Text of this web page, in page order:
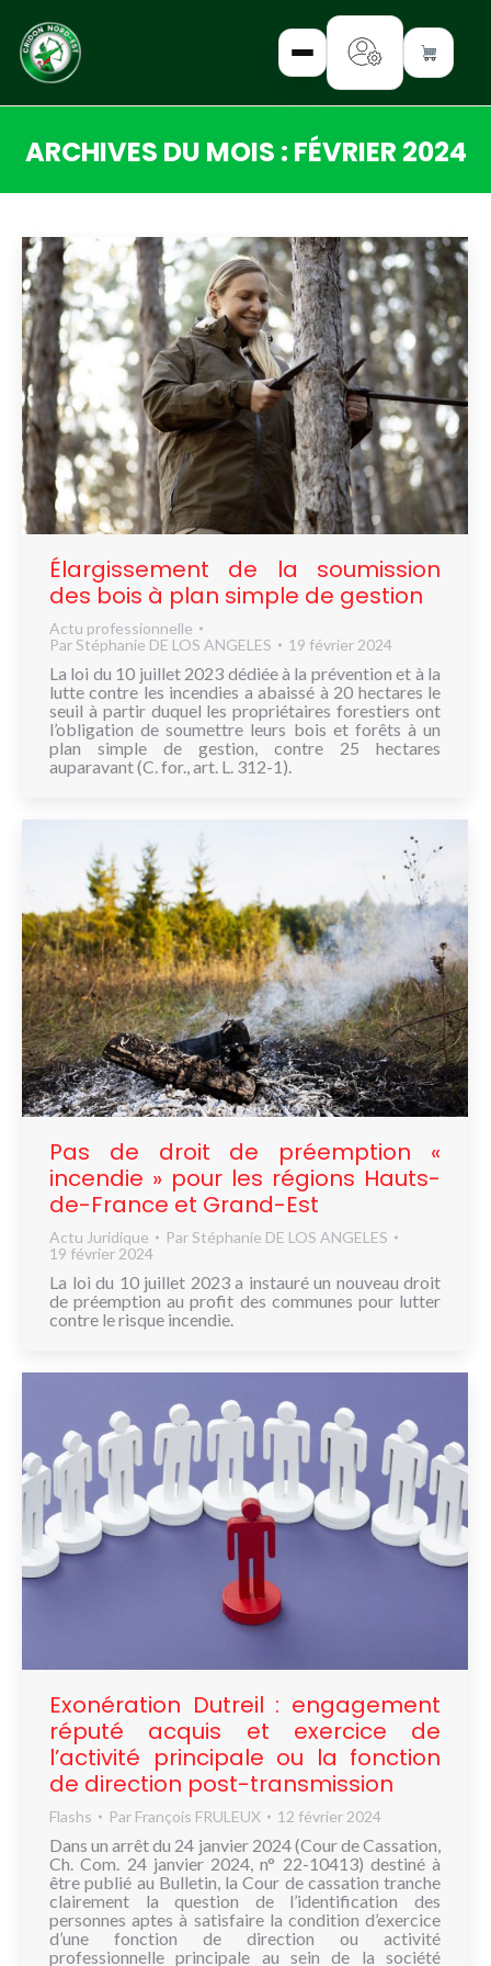
✕
NOUS
FORMEZ-
VOUS
INFORMEZ-
VOUS
LISEZ-NOUS
NOUS
CONNAÎTRE
CONTACT
ARCHIVES DU MOIS : FÉVRIER 2024
Élargissement de la soumission
des bois à plan simple de gestion
Actu professionnelle
ParStéphanie DE LOS ANGELES 19 février 2024
La loi du 10 juillet 2023 dédiée à la prévention et à la
lutte contre les incendies a abaissé à 20 hectares le
seuil à partir duquel les propriétaires forestiers ont
l’obligation de soumettre leurs bois et forêts à un
plan simple de gestion, contre 25 hectares
auparavant (C. for., art. L. 312-1).
Pas de droit de préemption «
incendie » pour les régions Hauts-
de-France et Grand-Est
Actu Juridique ParStéphanie DE LOS ANGELES
19 février 2024
La loi du 10 juillet 2023 a instauré un nouveau droit
de préemption au profit des communes pour lutter
contre le risque incendie.
Exonération Dutreil : engagement
réputé acquis et exercice de
l’activité principale ou la fonction
de direction post-transmission
Flashs Par François FRULEUX 12 février 2024
Dans un arrêt du 24 janvier 2024 (Cour de Cassation,
Ch. Com. 24 janvier 2024, n° 22-10413) destiné à
être publié au Bulletin, la Cour de cassation tranche
clairement la question de l’identification des
personnes aptes à satisfaire la condition d’exercice
d’une fonction de direction ou activité
professionnelle principale au sein de la société